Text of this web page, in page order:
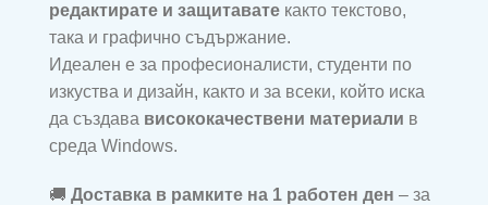
редактирате и защитавате както текстово,
така и графично съдържание.
Идеален е за професионалисти, студенти по
изкуства и дизайн, както и за всеки, който иска
да създава висококачествени материали в
среда Windows.
🚚 Доставка в рамките на 1 работен ден – за